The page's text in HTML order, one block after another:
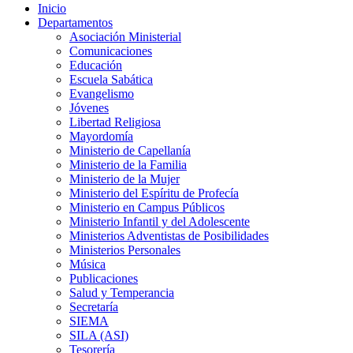
Inicio
Departamentos
Asociación Ministerial
Comunicaciones
Educación
Escuela Sabática
Evangelismo
Jóvenes
Libertad Religiosa
Mayordomía
Ministerio de Capellanía
Ministerio de la Familia
Ministerio de la Mujer
Ministerio del Espíritu de Profecía
Ministerio en Campus Públicos
Ministerio Infantil y del Adolescente
Ministerios Adventistas de Posibilidades
Ministerios Personales
Música
Publicaciones
Salud y Temperancia
Secretaría
SIEMA
SILA (ASI)
Tesorería